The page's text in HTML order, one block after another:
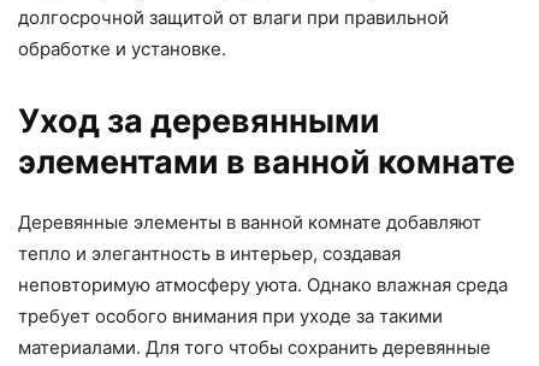
долгосрочной защитой от влаги при правильной
обработке и установке.
Уход за деревянными
элементами в ванной комнате
Деревянные элементы в ванной комнате добавляют
тепло и элегантность в интерьер, создавая
неповторимую атмосферу уюта. Однако влажная среда
требует особого внимания при уходе за такими
материалами. Для того чтобы сохранить деревянные